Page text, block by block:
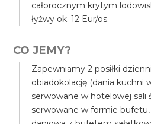
całorocznym krytym
łyżwy ok. 12 Eur/os.
CO JEMY?
Zapewniamy 2 posiłki
obiadokolację (dania kuchni
serwowane w hotelowej sali
serwowane w formie bufetu,